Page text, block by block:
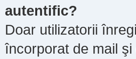
autentific?
Doar utilizatorii
încorporat de mail